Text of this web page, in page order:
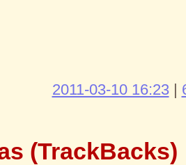
2011-03-10 16:23|
(TrackBacks)